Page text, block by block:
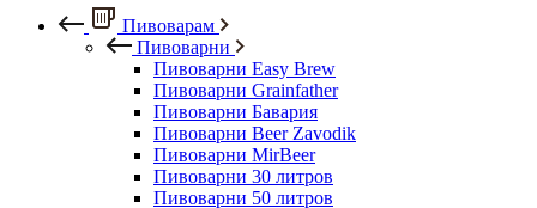
Пивоварам
Пивоварни
Пивоварни Easy Brew
Пивоварни Grainfather
Пивоварни Бавария
Пивоварни Beer Zavodik
Пивоварни MirBeer
Пивоварни 30 литров
Пивоварни 50 литров